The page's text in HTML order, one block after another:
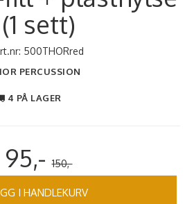
(1 sett)
500THORred
PERCUSSION
4 PÅ LAGER
95,-150,-
I HANDLEKURV